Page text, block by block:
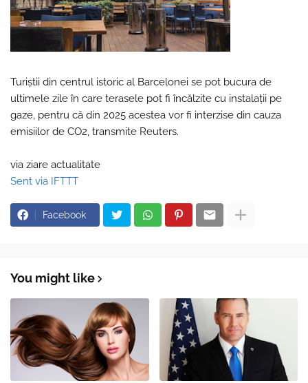
Turiştii din centrul istoric al Barcelonei se pot bucura de
ultimele zile în care terasele pot fi încălzite cu instalaţii pe
gaze, pentru că din 2025 acestea vor fi interzise din cauza
emisiilor de CO2, transmite Reuters.
via ziare actualitate
Sent via IFTTT
Facebook
You might like